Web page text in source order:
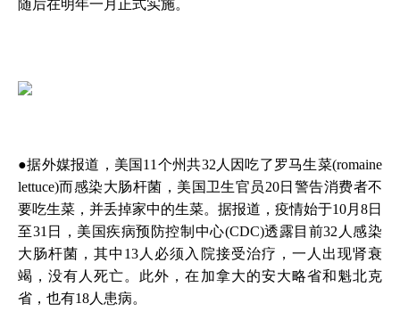
随后在明年一月正式实施。
●据外媒报道，美国11个州共32人因吃了罗马生菜(romaine
lettuce)而感染大肠杆菌，美国卫生官员20日警告消费者不
要吃生菜，并丢掉家中的生菜。据报道，疫情始于10月8日
至31日，美国疾病预防控制中心(CDC)透露目前32人感染
大肠杆菌，其中13人必须入院接受治疗，一人出现肾衰
竭，没有人死亡。此外，在加拿大的安大略省和魁北克
省，也有18人患病。